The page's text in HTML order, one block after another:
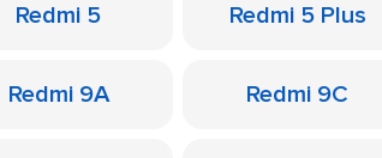
Redmi 5 Redmi 5 Plus
Redmi 9A Redmi 9C